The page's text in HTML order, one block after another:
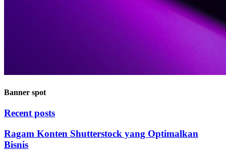
Banner spot
Recent posts
Ragam Konten Shutterstock yang Optimalkan
Bisnis